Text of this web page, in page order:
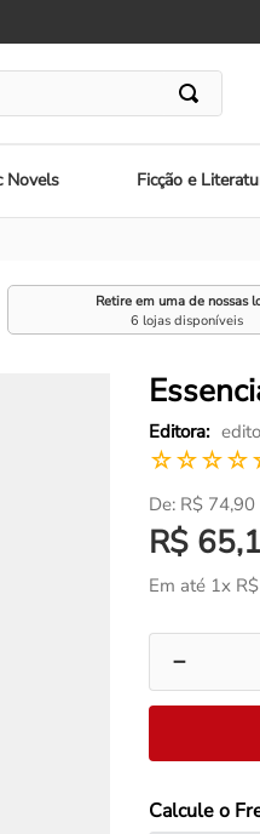
Novels Ficção e
Retire em uma de nossas
6 lojas disponíveis
☆☆☆☆
R$ 74,90
R$ 65,
Em até 1x R$
－